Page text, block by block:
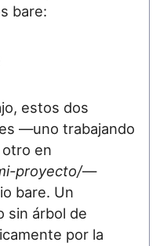
bare:
estos dos
—uno trabajando
en
proyecto/—
bare. Un
sin árbol de
por la